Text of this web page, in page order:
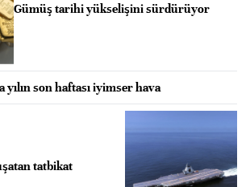
Gümüş tarihi yükselişini sürdürüyor
son haftası iyimser hava
tatbikat